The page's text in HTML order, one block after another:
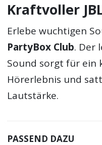
Kraftvoller
Erlebe wuchtigen
PartyBox Club. Der
Sound sorgt für ein
Hörerlebnis und
Lautstärke.
PASSEND DAZU